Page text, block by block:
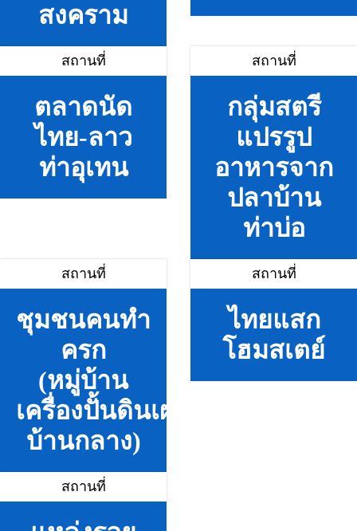
สงคราม
สถานที่
ตลาดนัด
ไทย-ลาว
ท่าอุเทน
สถานที่
กลุ่มสตรี
แปรรูป
อาหารจาก
ปลาบ้าน
ท่าบ่อ
สถานที่
ชุมชนคนทำ
ครก
(หมู่บ้าน
เครื่องปั้นดินเผา
บ้านกลาง)
สถานที่
ไทยแสก
โฮมสเตย์
สถานที่